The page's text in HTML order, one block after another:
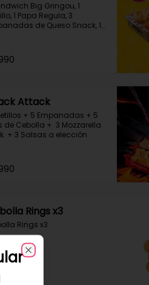
Big Gringou, 1
1 Papa Regula, 3
de Queso Snack, 1
Attack
+ 5 Empanadas + 5
de Cebolla +  3 Mozzarella
+ 3 Salsas a elección
Rings x3
Rings x3
Close